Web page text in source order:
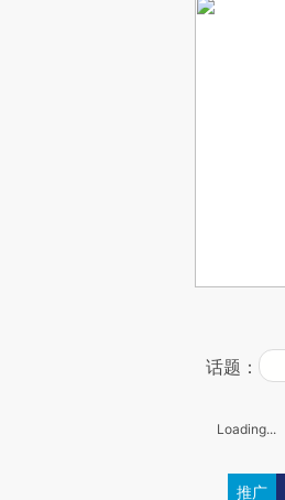
话题：
Loading...
推广